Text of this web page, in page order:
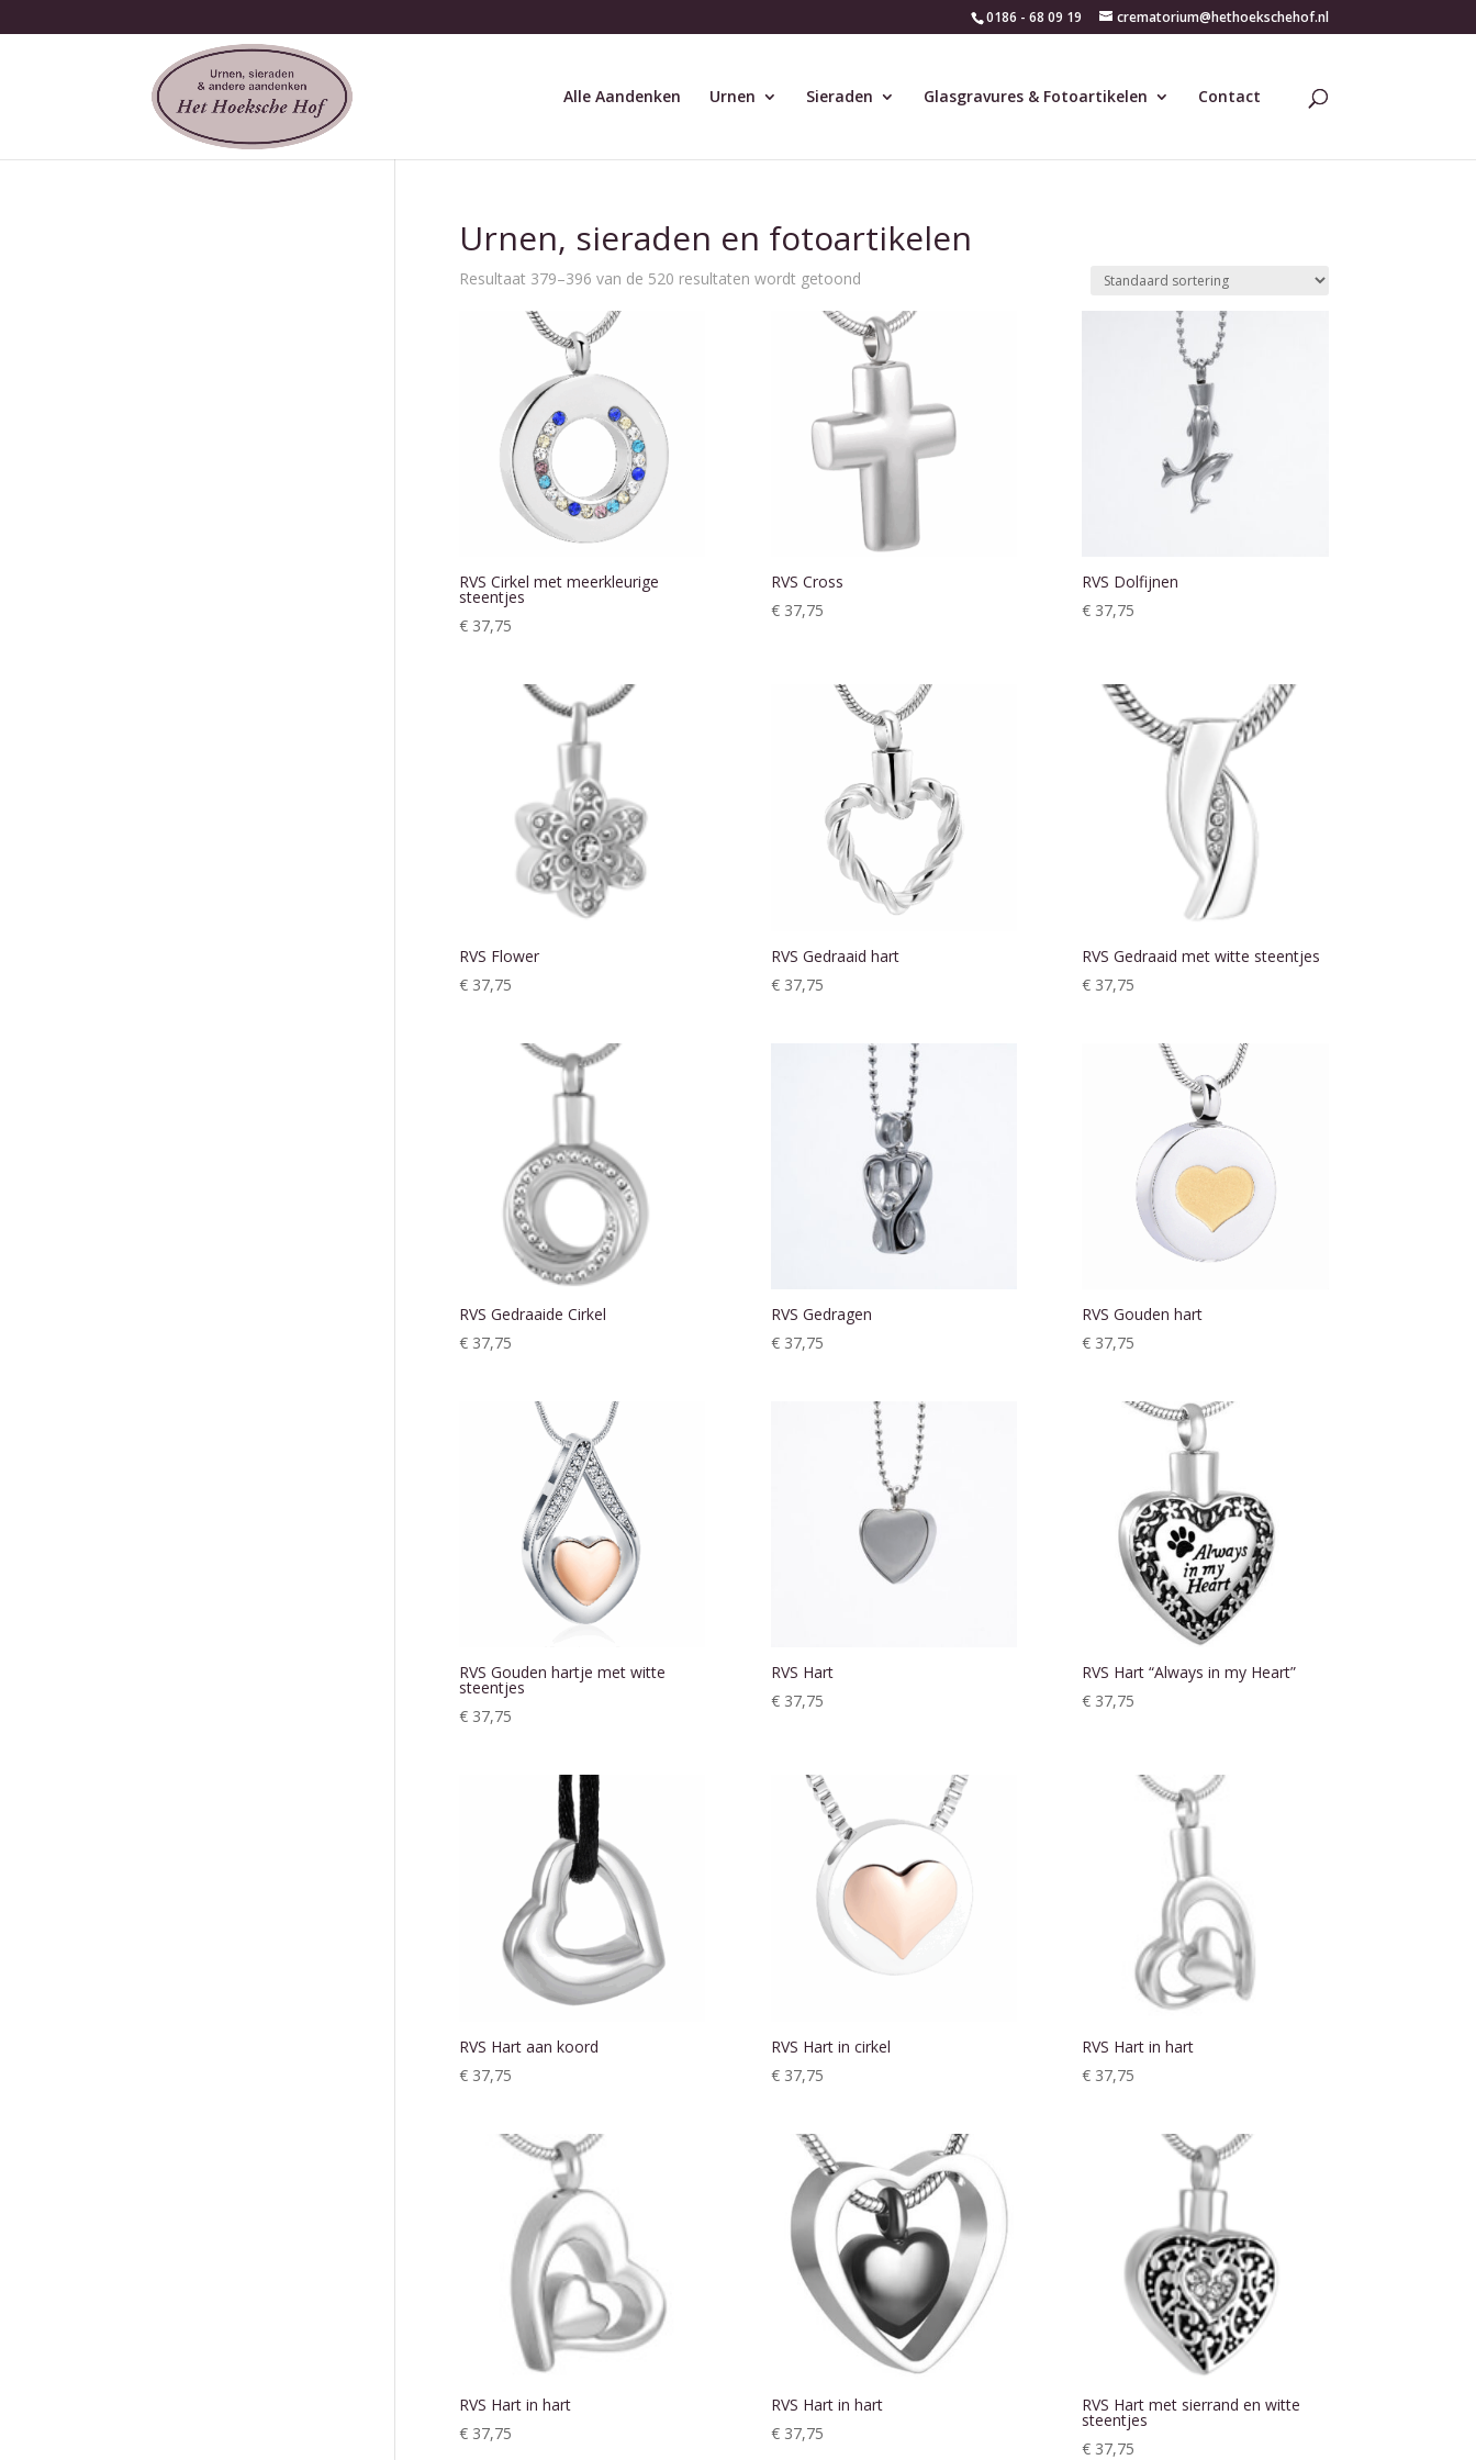
0186 - 68 09 19 crematorium@hethoekschehof.nl
Alle Aandenken Urnen Sieraden Glasgravures & Fotoartikelen Contact
Urnen, sieraden en fotoartikelen
Resultaat 379–396 van de 520 resultaten wordt getoond
RVS Cirkel met meerkleurige
steentjes
€37,75
RVS Cross
€37,75
RVS Dolfijnen
€ 37,75
RVS Flower
€37,75
RVS Gedraaid hart
€37,75
RVS Gedraaid met witte steentjes
€ 37,75
RVS Gedraaide Cirkel
€37,75
RVS Gedragen
€37,75
RVS Gouden hart
€ 37,75
RVS Gouden hartje met witte
steentjes
€37,75
RVS Hart
€37,75
RVS Hart “Always in my Heart”
€ 37,75
RVS Hart aan koord
€37,75
RVS Hart in cirkel
€37,75
RVS Hart in hart
€ 37,75
RVS Hart in hart
€37,75
RVS Hart in hart
€37,75
RVS Hart met sierrand en witte
steentjes
€ 37,75